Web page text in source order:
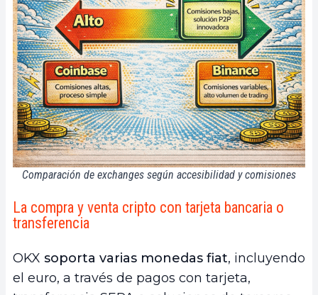
Comparación de exchanges según accesibilidad y comisiones
La compra y venta cripto con tarjeta bancaria o
transferencia
OKX soporta varias monedas fiat, incluyendo
el euro, a través de pagos con tarjeta,